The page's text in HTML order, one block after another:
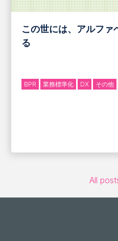
この世には、アルファ
る
BPR 業務標準化 DX その他
All